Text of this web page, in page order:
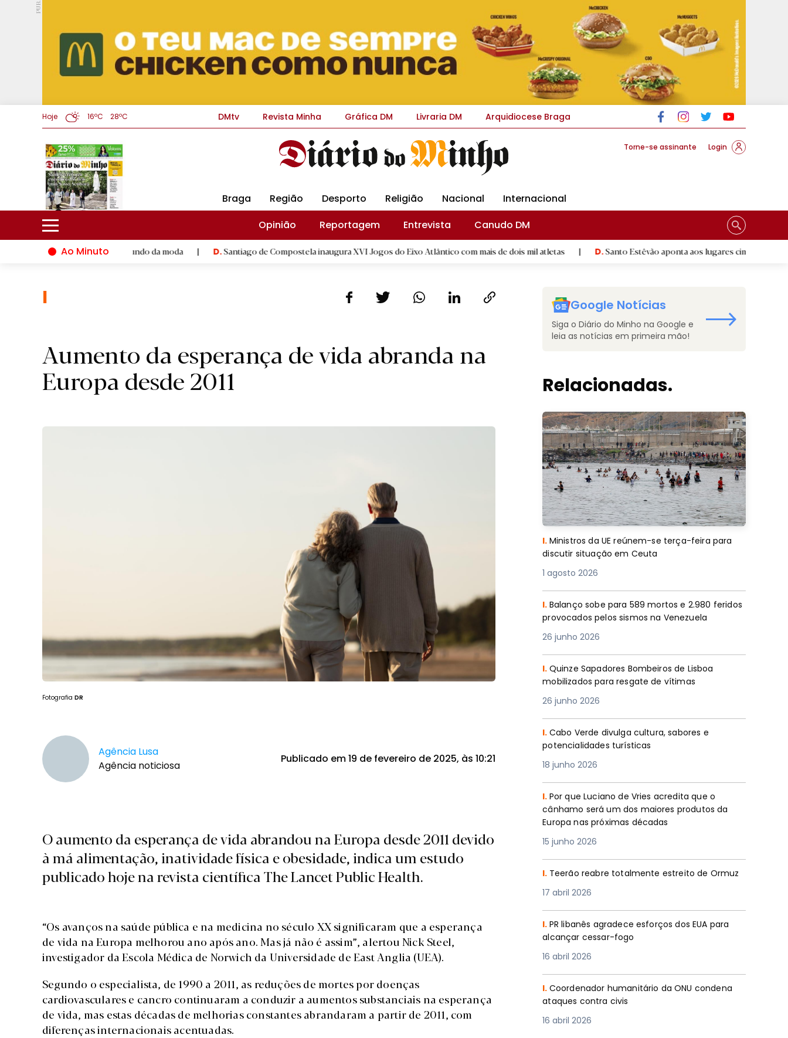
PUB.
Hoje 16ºC 28ºC DMtv Revista Minha Gráfica DM Livraria DM Arquidiocese Braga
Torne-se assinante Login
Braga Região Desporto Religião Nacional
Internacional
Opinião
Reportagem Entrevista
Canudo DM
Ao Minuto
e à inovação do mundo da moda | D.Santiago de Compostela inaugura XVI Jogos do Eixo Atlântico com mais de dois mil atletas | D.Santo Estêvão aponta aos lugares cimeiros da Honra
I.
Aumento da esperança de vida abranda na
Europa desde 2011
Fotografia DR
Agência Lusa
Agência noticiosa
Publicado em 19 de fevereiro de 2025, às 10:21
O aumento da esperança de vida abrandou na Europa desde 2011 devido
à má alimentação, inatividade física e obesidade, indica um estudo
publicado hoje na revista científica The Lancet Public Health.
“Os avanços na saúde pública e na medicina no século XX significaram que a esperança
de vida na Europa melhorou ano após ano. Mas já não é assim”, alertou Nick Steel,
investigador da Escola Médica de Norwich da Universidade de East Anglia (UEA).
Segundo o especialista, de 1990 a 2011, as reduções de mortes por doenças
cardiovasculares e cancro continuaram a conduzir a aumentos substanciais na esperança
de vida, mas estas décadas de melhorias constantes abrandaram a partir de 2011, com
diferenças internacionais acentuadas.
Google Notícias
Siga o Diário do Minho na Google e
leia as notícias em primeira mão!
Relacionadas.
I. Ministros da UE reúnem-se terça-feira para
discutir situação em Ceuta
1 agosto 2026
I. Balanço sobe para 589 mortos e 2.980 feridos
provocados pelos sismos na Venezuela
26 junho 2026
I. Quinze Sapadores Bombeiros de Lisboa
mobilizados para resgate de vítimas
26 junho 2026
I. Cabo Verde divulga cultura, sabores e
potencialidades turísticas
18 junho 2026
I. Por que Luciano de Vries acredita que o
cânhamo será um dos maiores produtos da
Europa nas próximas décadas
15 junho 2026
I. Teerão reabre totalmente estreito de Ormuz
17 abril 2026
I. PR libanês agradece esforços dos EUA para
alcançar cessar-fogo
16 abril 2026
I. Coordenador humanitário da ONU condena
ataques contra civis
16 abril 2026